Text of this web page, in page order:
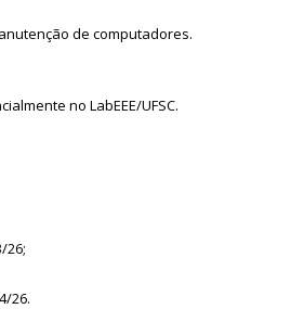
de computadores.
no LabEEE/UFSC.
26;
26.